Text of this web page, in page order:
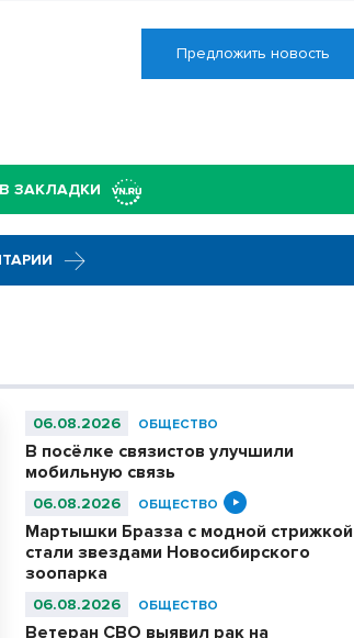
Предложить новость
ЗАКЛАДКИ
06.08.2026 ОБЩЕСТВО
В посёлке связистов улучшили
мобильную связь
06.08.2026 ОБЩЕСТВО
Мартышки Бразза с модной стрижкой
стали звездами Новосибирского
зоопарка
06.08.2026 ОБЩЕСТВО
Ветеран СВО выявил рак на